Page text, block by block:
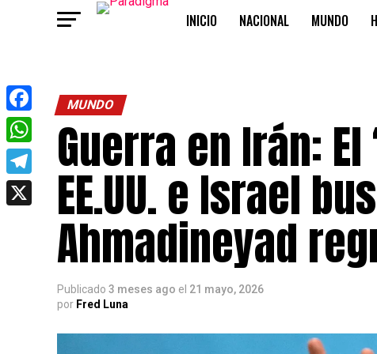
INICIO NACIONAL MUNDO
MUNDO
Guerra en Irán: El
EE.UU. e Israel
Ahmadineyad
Publicado 3 meses ago el 21 mayo, 2026
por Fred Luna
Facebook
WhatsApp
Telegram